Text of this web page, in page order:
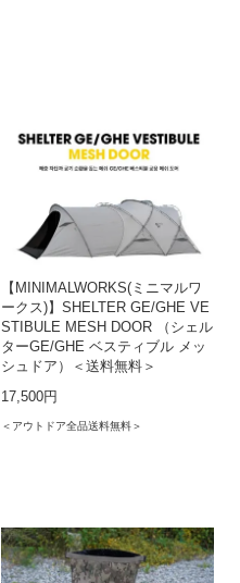
【MINIMALWORKS(ミニマルワ
ークス)】SHELTER GE/GHE VE
STIBULE MESH DOOR （シェル
ターGE/GHE ベスティブル メッ
シュドア）＜送料無料＞
17,500円
＜アウトドア全品送料無料＞